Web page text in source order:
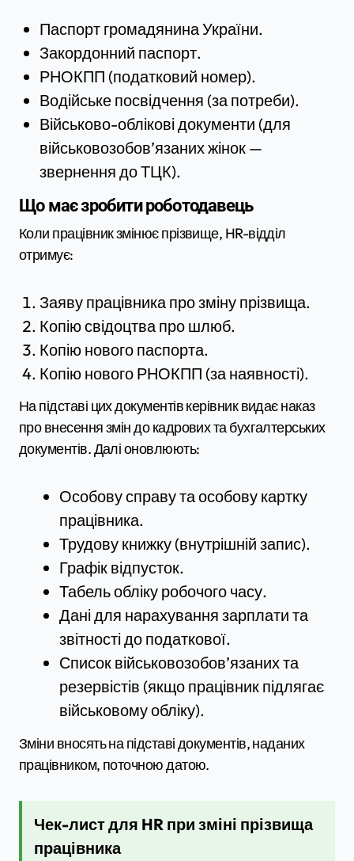
Паспорт громадянина України.
Закордонний паспорт.
РНОКПП (податковий номер).
Водійське посвідчення (за потреби).
Військово-облікові документи (для
військовозобов’язаних жінок —
звернення до ТЦК).
Що має зробити роботодавець
Коли працівник змінює прізвище, HR-відділ
отримує:
Заяву працівника про зміну прізвища.
Копію свідоцтва про шлюб.
Копію нового паспорта.
Копію нового РНОКПП (за наявності).
На підставі цих документів керівник видає наказ
про внесення змін до кадрових та бухгалтерських
документів. Далі оновлюють:
Особову справу та особову картку
працівника.
Трудову книжку (внутрішній запис).
Графік відпусток.
Табель обліку робочого часу.
Дані для нарахування зарплати та
звітності до податкової.
Список військовозобов’язаних та
резервістів (якщо працівник підлягає
військовому обліку).
Зміни вносять на підставі документів, наданих
працівником, поточною датою.
Чек-лист для HR при зміні прізвища
працівника